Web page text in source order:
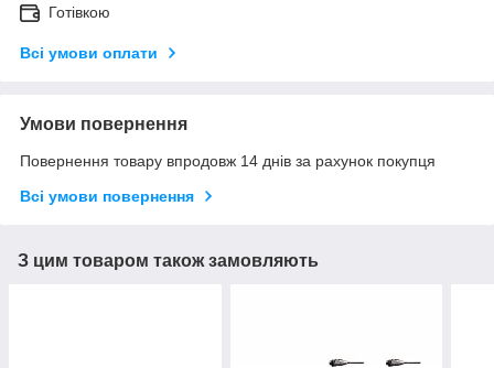
Готівкою
Всі умови оплати
Умови повернення
Повернення товару впродовж 14 днів за рахунок покупця
Всі умови повернення
З цим товаром також замовляють